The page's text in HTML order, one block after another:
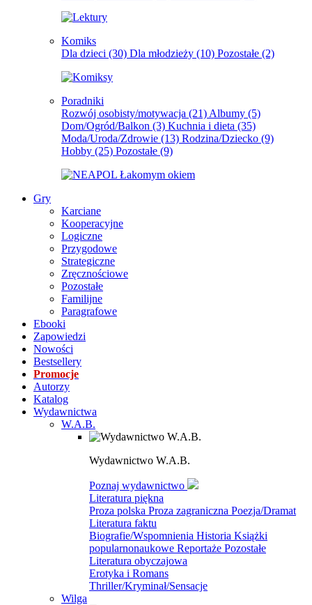
Komiks
Dla dzieci (30) Dla młodzieży (10) Pozostałe (2)
Poradniki
Rozwój osobisty/motywacja (21) Albumy (5)
Dom/Ogród/Balkon (3) Kuchnia i dieta (35)
Moda/Uroda/Zdrowie (13) Rodzina/Dziecko (9)
Hobby (25) Pozostałe (9)
Gry
Karciane
Kooperacyjne
Logiczne
Przygodowe
Strategiczne
Zręcznościowe
Pozostałe
Familijne
Paragrafowe
Ebooki
Zapowiedzi
Nowości
Bestsellery
Promocje
Autorzy
Katalog
Wydawnictwa
W.A.B.
Wydawnictwo W.A.B.
Poznaj wydawnictwo
Literatura piękna
Proza polska Proza zagraniczna Poezja/Dramat
Literatura faktu
Biografie/Wspomnienia Historia Książki
popularnonaukowe Reportaże Pozostałe
Literatura obyczajowa
Erotyka i Romans
Thriller/Kryminał/Sensacje
Wilga